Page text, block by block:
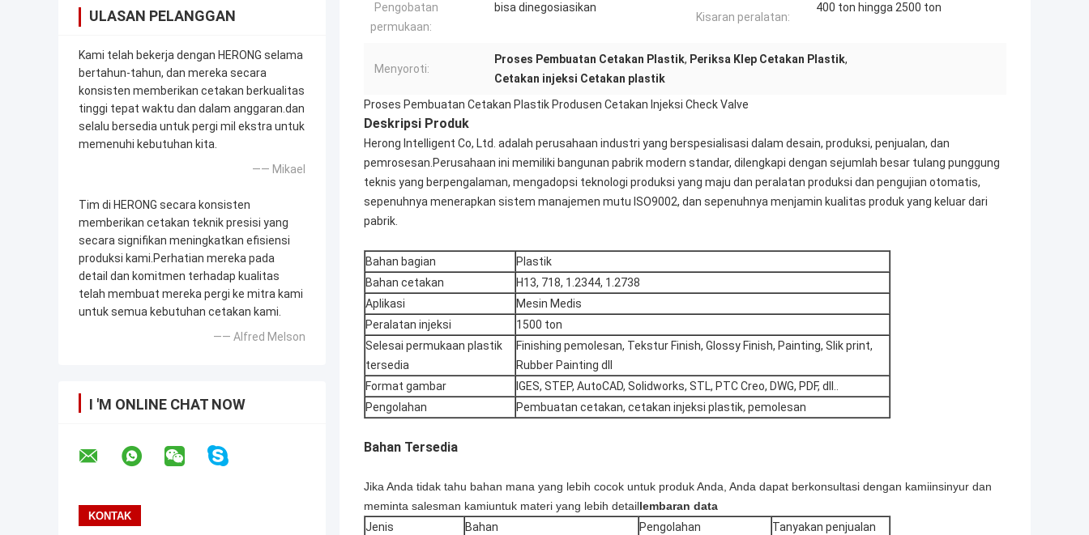
ULASAN PELANGGAN
Kami telah bekerja dengan HERONG selama
bertahun-tahun, dan mereka secara
konsisten memberikan cetakan berkualitas
tinggi tepat waktu dan dalam anggaran.dan
selalu bersedia untuk pergi mil ekstra untuk
memenuhi kebutuhan kita.
—— Mikael
Tim di HERONG secara konsisten
memberikan cetakan teknik presisi yang
secara signifikan meningkatkan efisiensi
produksi kami.Perhatian mereka pada
detail dan komitmen terhadap kualitas
telah membuat mereka pergi ke mitra kami
untuk semua kebutuhan cetakan kami.
—— Alfred Melson
I 'M ONLINE CHAT NOW
Pengobatan
permukaan:
bisa dinegosiasikan
Kisaran peralatan:
400 ton hingga 2500 ton
Menyoroti:
Proses Pembuatan Cetakan Plastik, Periksa Klep Cetakan Plastik,
Cetakan injeksi Cetakan plastik
Proses Pembuatan Cetakan Plastik Produsen Cetakan Injeksi Check Valve
Deskripsi Produk
Herong Intelligent Co, Ltd. adalah perusahaan industri yang berspesialisasi dalam desain, produksi, penjualan, dan
pemrosesan.Perusahaan ini memiliki bangunan pabrik modern standar, dilengkapi dengan sejumlah besar tulang punggung
teknis yang berpengalaman, mengadopsi teknologi produksi yang maju dan peralatan produksi dan pengujian otomatis,
sepenuhnya menerapkan sistem manajemen mutu ISO9002, dan sepenuhnya menjamin kualitas produk yang keluar dari
pabrik.
Bahan bagian
Plastik
Bahan cetakan
H13, 718, 1.2344, 1.2738
Aplikasi
Mesin Medis
Peralatan injeksi
1500 ton
Selesai permukaan plastik
tersedia
Finishing pemolesan, Tekstur Finish, Glossy Finish, Painting, Slik print,
Rubber Painting dll
Format gambar
IGES, STEP, AutoCAD, Solidworks, STL, PTC Creo, DWG, PDF, dll..
Pengolahan
Pembuatan cetakan, cetakan injeksi plastik, pemolesan
Bahan Tersedia
Jika Anda tidak tahu bahan mana yang lebih cocok untuk produk Anda, Anda dapat berkonsultasi dengan kamiinsinyur dan
meminta salesman kamiuntuk materi yang lebih detaillembaran data
Jenis
Bahan Pengolahan
Tanyakan penjualan